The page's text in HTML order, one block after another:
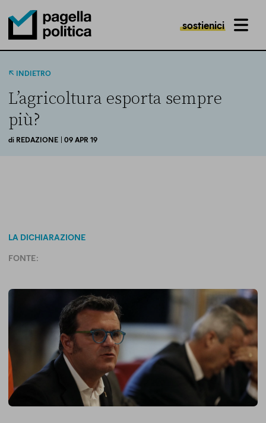
Pagella Politica Logo
sostienici MENU
INDIETRO
L’agricoltura esporta sempre
più?
di REDAZIONE | 09 APR 19
LA DICHIARAZIONE
FONTE: